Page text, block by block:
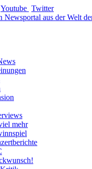
Youtube Twitter
mehr